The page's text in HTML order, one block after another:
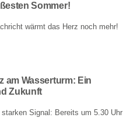
Sommer!
wärmt das Herz noch mehr!
am Wasserturm: Ein
Zukunft
Signal: Bereits um 5.30 Uhr